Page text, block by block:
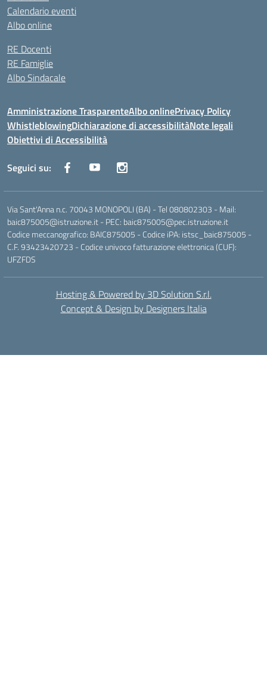
Calendario eventi
Albo online
RE Docenti
RE Famiglie
Albo Sindacale
Amministrazione TrasparenteAlbo onlinePrivacy Policy
WhistleblowingDichiarazione di accessibilitàNote legali
Obiettivi di Accessibilità
Seguici su:
Via Sant'Anna n.c. 70043 MONOPOLI (BA) - Tel 080802303 - Mail:
baic875005@istruzione.it - PEC: baic875005@pec.istruzione.it
Codice meccanografico: BAIC875005 - Codice iPA: istsc_baic875005 -
C.F. 93423420723 - Codice univoco fatturazione elettronica (CUF):
UFZFDS
Hosting & Powered by 3D Solution S.r.l.
Concept & Design by Designers Italia